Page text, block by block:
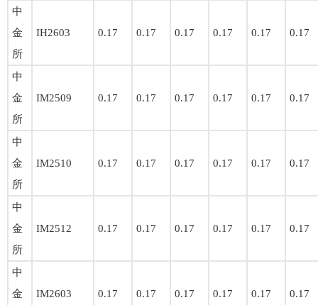
中
金
所
IH2603 0.17 0.17 0.17 0.17 0.17 0.17
中
金
所
IM2509 0.17 0.17 0.17 0.17 0.17 0.17
中
金
所
IM2510 0.17 0.17 0.17 0.17 0.17 0.17
中
金
所
IM2512 0.17 0.17 0.17 0.17 0.17 0.17
中
金
IM2603 0.17 0.17 0.17 0.17 0.17 0.17